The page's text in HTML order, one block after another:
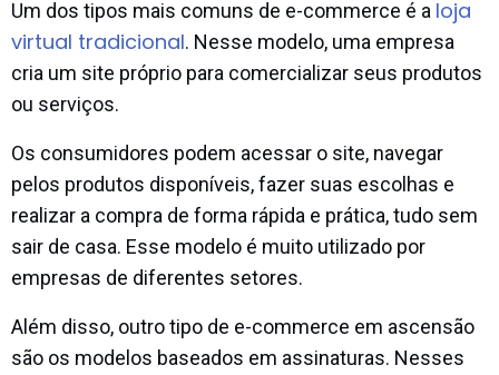
Um dos tipos mais comuns de e-commerce é a loja
virtual tradicional. Nesse modelo, uma empresa
cria um site próprio para comercializar seus produtos
ou serviços.
Os consumidores podem acessar o site, navegar
pelos produtos disponíveis, fazer suas escolhas e
realizar a compra de forma rápida e prática, tudo sem
sair de casa. Esse modelo é muito utilizado por
empresas de diferentes setores.
Além disso, outro tipo de e-commerce em ascensão
são os modelos baseados em assinaturas. Nesses